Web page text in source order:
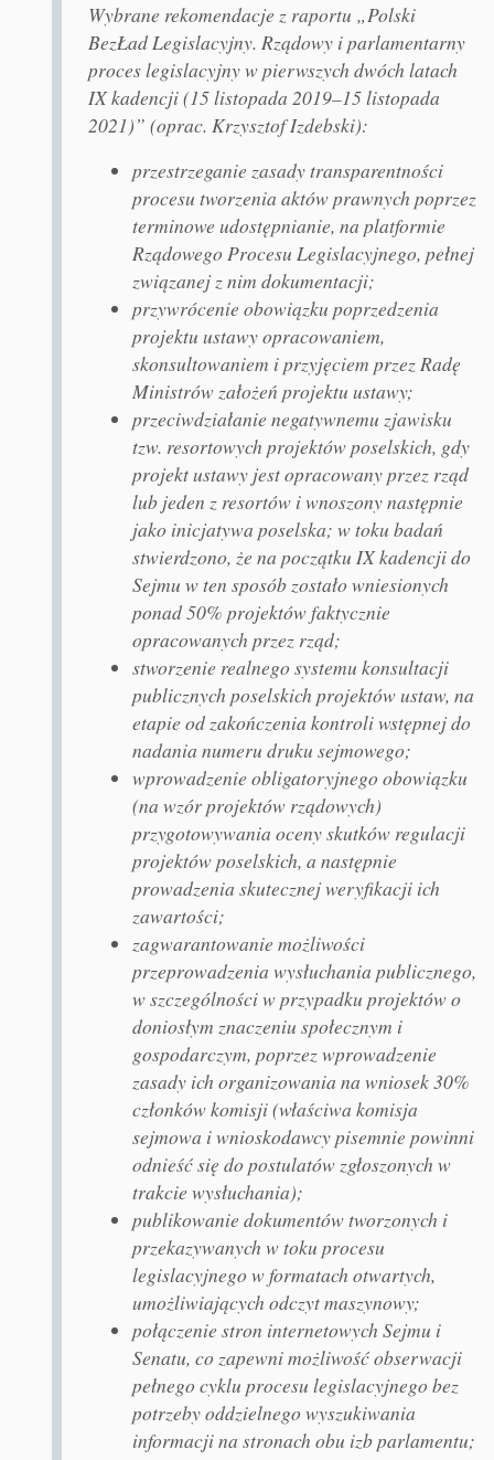
Wybrane rekomendacje z raportu „Polski
BezŁad Legislacyjny. Rządowy i parlamentarny
proces legislacyjny w pierwszych dwóch latach
IX kadencji (15 listopada 2019–15 listopada
2021)” (oprac. Krzysztof Izdebski):
przestrzeganie zasady transparentności
procesu tworzenia aktów prawnych poprzez
terminowe udostępnianie, na platformie
Rządowego Procesu Legislacyjnego, pełnej
związanej z nim dokumentacji;
przywrócenie obowiązku poprzedzenia
projektu ustawy opracowaniem,
skonsultowaniem i przyjęciem przez Radę
Ministrów założeń projektu ustawy;
przeciwdziałanie negatywnemu zjawisku
tzw. resortowych projektów poselskich, gdy
projekt ustawy jest opracowany przez rząd
lub jeden z resortów i wnoszony następnie
jako inicjatywa poselska; w toku badań
stwierdzono, że na początku IX kadencji do
Sejmu w ten sposób zostało wniesionych
ponad 50% projektów faktycznie
opracowanych przez rząd;
stworzenie realnego systemu konsultacji
publicznych poselskich projektów ustaw, na
etapie od zakończenia kontroli wstępnej do
nadania numeru druku sejmowego;
wprowadzenie obligatoryjnego obowiązku
(na wzór projektów rządowych)
przygotowywania oceny skutków regulacji
projektów poselskich, a następnie
prowadzenia skutecznej weryfikacji ich
zawartości;
zagwarantowanie możliwości
przeprowadzenia wysłuchania publicznego,
w szczególności w przypadku projektów o
doniosłym znaczeniu społecznym i
gospodarczym, poprzez wprowadzenie
zasady ich organizowania na wniosek 30%
członków komisji (właściwa komisja
sejmowa i wnioskodawcy pisemnie powinni
odnieść się do postulatów zgłoszonych w
trakcie wysłuchania);
publikowanie dokumentów tworzonych i
przekazywanych w toku procesu
legislacyjnego w formatach otwartych,
umożliwiających odczyt maszynowy;
połączenie stron internetowych Sejmu i
Senatu, co zapewni możliwość obserwacji
pełnego cyklu procesu legislacyjnego bez
potrzeby oddzielnego wyszukiwania
informacji na stronach obu izb parlamentu;